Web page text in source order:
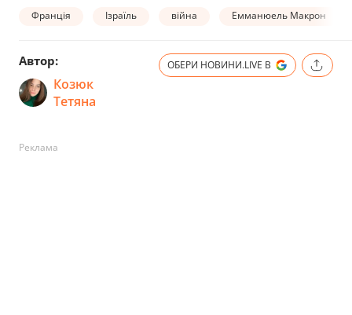
Франція Ізраїль війна Емманюель Макрон
Автор:
Козюк
Тетяна
ОБЕРИ НОВИНИ.LIVE В
Реклама